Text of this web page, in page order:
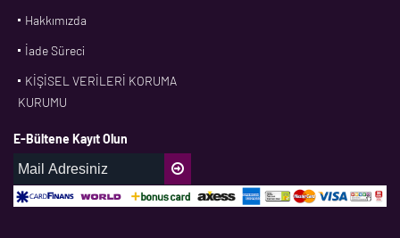
DPH
Hakkımızda
İade Süreci
KİŞİSEL VERİLERİ KORUMA
KURUMU
E-Bültene Kayıt Olun